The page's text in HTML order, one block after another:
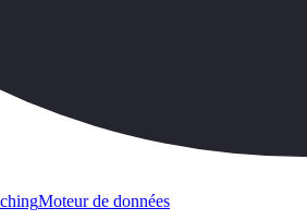
Moteur de données